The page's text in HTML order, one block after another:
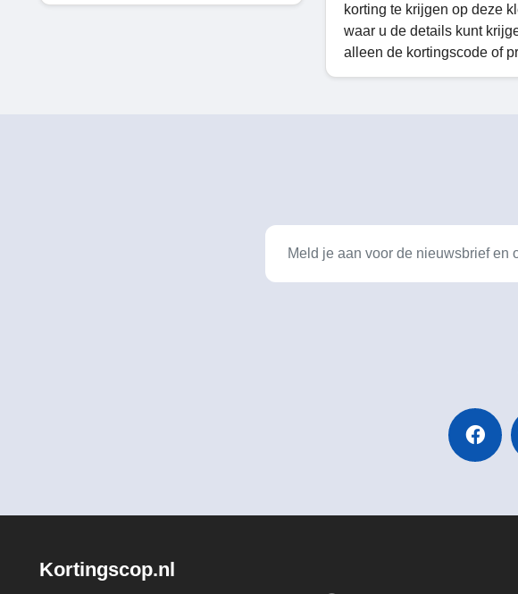
korting te krijgen op deze
waar u de details kunt
alleen de kortingscode of
Kortingscop.nl